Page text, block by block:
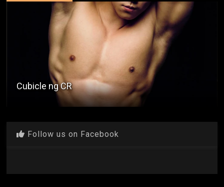
Cubicle ng CR
Follow us on Facebook